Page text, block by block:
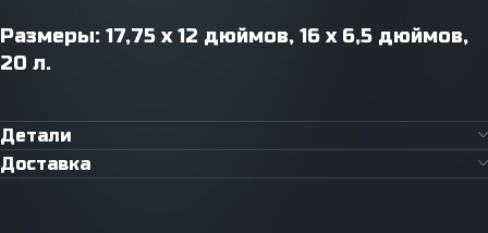
Размеры: 17,75 х 12 дюймов, 16 х 6,5 дюймов,
20 л.
Детали
Доставка